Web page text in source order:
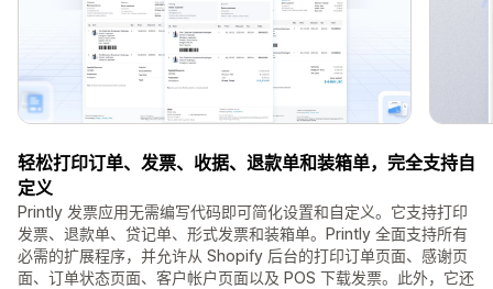
轻松打印订单、发票、收据、退款单和装箱单，完全支持自
定义
Printly 发票应用无需编写代码即可简化设置和自定义。它支持打印
发票、退款单、贷记单、形式发票和装箱单。Printly 全面支持所有
必需的扩展程序，并允许从 Shopify 后台的打印订单页面、感谢页
面、订单状态页面、客户帐户页面以及 POS 下载发票。此外，它还